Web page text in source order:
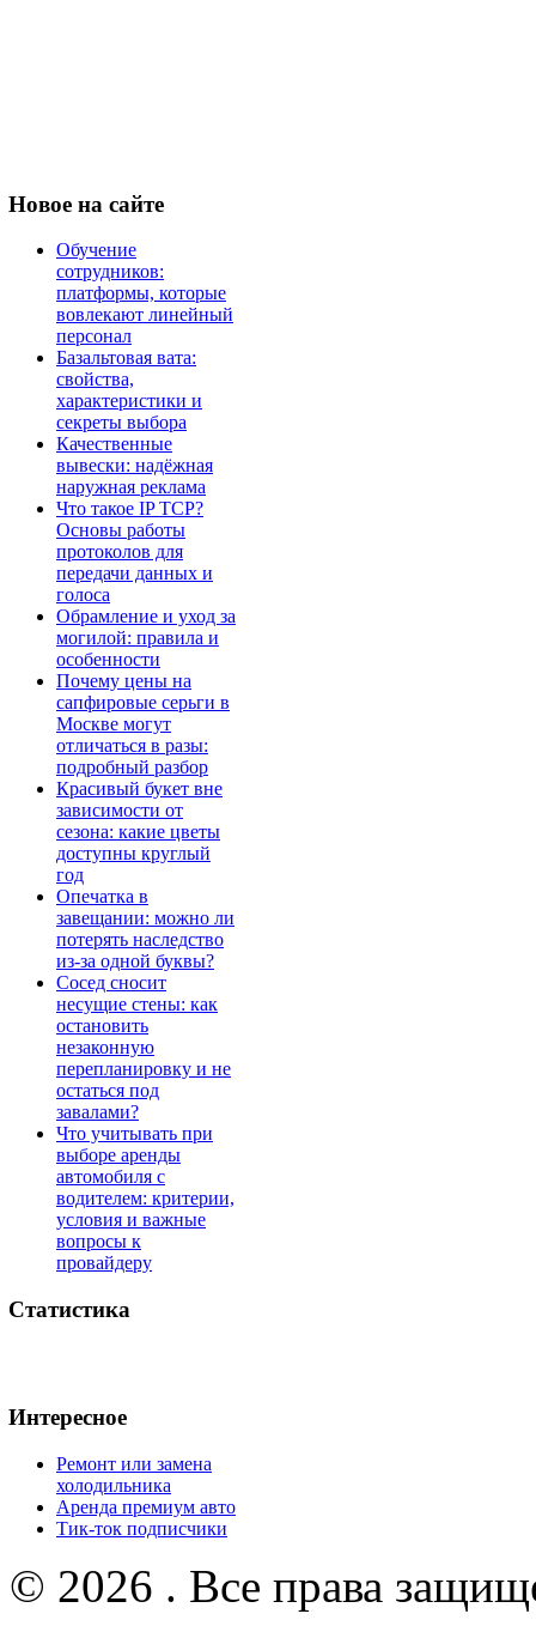
Новое на сайте
Обучение
сотрудников:
платформы, которые
вовлекают линейный
персонал
Базальтовая вата:
свойства,
характеристики и
секреты выбора
Качественные
вывески: надёжная
наружная реклама
Что такое IP TCP?
Основы работы
протоколов для
передачи данных и
голоса
Обрамление и уход за
могилой: правила и
особенности
Почему цены на
сапфировые серьги в
Москве могут
отличаться в разы:
подробный разбор
Красивый букет вне
зависимости от
сезона: какие цветы
доступны круглый
год
Опечатка в
завещании: можно ли
потерять наследство
из-за одной буквы?
Сосед сносит
несущие стены: как
остановить
незаконную
перепланировку и не
остаться под
завалами?
Что учитывать при
выборе аренды
автомобиля с
водителем: критерии,
условия и важные
вопросы к
провайдеру
Статистика
Интересное
Ремонт или замена
холодильника
Аренда премиум авто
Тик-ток подписчики
© 2026 . Все права